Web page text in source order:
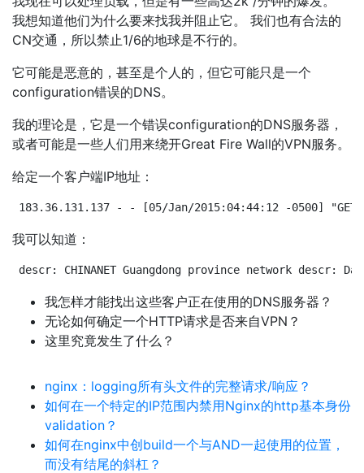
我想知道他们为什么要来找我并阻止它。 我们也有合法的
CN交通，所以禁止1/6的地球是不行的。
它可能是恶意的，甚至是个人的，但它可能只是一个
configuration错误的DNS。
我的理论是，它是一个错误configuration的DNS服务器，
或者可能是一些人们用来绕开Great Fire Wall的VPN服务。
给定一个客户端IP地址：
183.36.131.137 - - [05/Jan/2015:04:44:12 -0500] "GET /
我可以知道：
descr: CHINANET Guangdong province network descr:
我怎样才能找出这些客户正在使用的DNS服务器？
无论如何确定一个HTTP请求是否来自VPN？
这里究竟发生了什么？
nginx：logging所有头文件的完整请求/响应？
如何在一个特定的IP范围内禁用Nginx的http基本身份
validation？
如何在nginx中创build一个与AND一起使用的位置，
而没有结尾的斜杠？